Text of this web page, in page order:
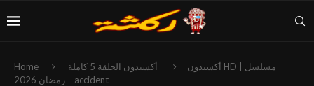
Home أكسيدون
أكسيدون الحلقة 5 كاملة HD | مسلسل
رمضان 2026 – accident